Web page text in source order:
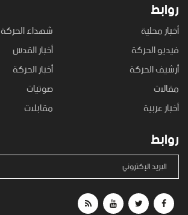
روابط
أخبار محلية
شهداء الحركة
فيديو الحركة
أخبار القدس
أرشيف الحركة
أخبار الحركة
مقالات
صوتيات
أخبار عربية
مقابلات
روابط
البريد الإكتروني